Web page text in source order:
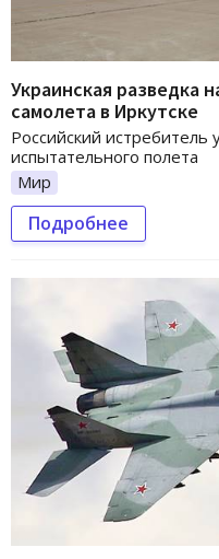
Украинская разведка
самолета в Иркутске
Российский
испытательного полета
Мир
Подробнее